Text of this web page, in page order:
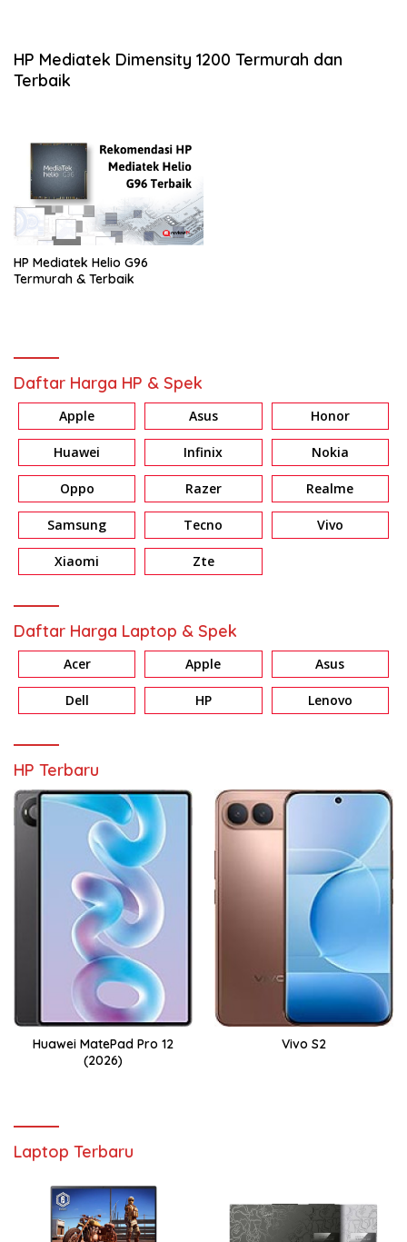
HP Mediatek Dimensity 1200 Termurah dan
Terbaik
HP Mediatek Helio G96
Termurah & Terbaik
Daftar Harga HP & Spek
Apple Asus Honor
Huawei Infinix Nokia
Oppo Razer Realme
Samsung Tecno Vivo
Xiaomi Zte
Daftar Harga Laptop & Spek
Acer Apple Asus
Dell HP Lenovo
HP Terbaru
Huawei MatePad Pro 12
(2026)
Vivo S2
Laptop Terbaru